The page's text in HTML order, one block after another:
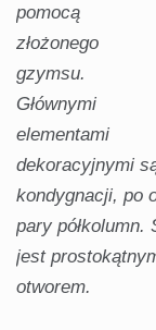
pomocą
złożonego
gzymsu.
Głównymi
elementami
dekoracyjnymi
kondygnacji, po
pary
jest
otworem.